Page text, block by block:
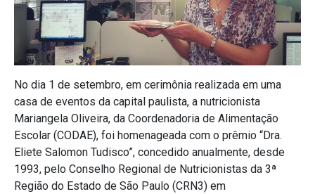
No dia 1 de setembro, em cerimônia realizada em uma
casa de eventos da capital paulista, a nutricionista
Mariangela Oliveira, da Coordenadoria de Alimentação
Escolar (CODAE), foi homenageada com o prêmio “Dra.
Eliete Salomon Tudisco”, concedido anualmente, desde
1993, pelo Conselho Regional de Nutricionistas da 3ª
Região do Estado de São Paulo (CRN3) em